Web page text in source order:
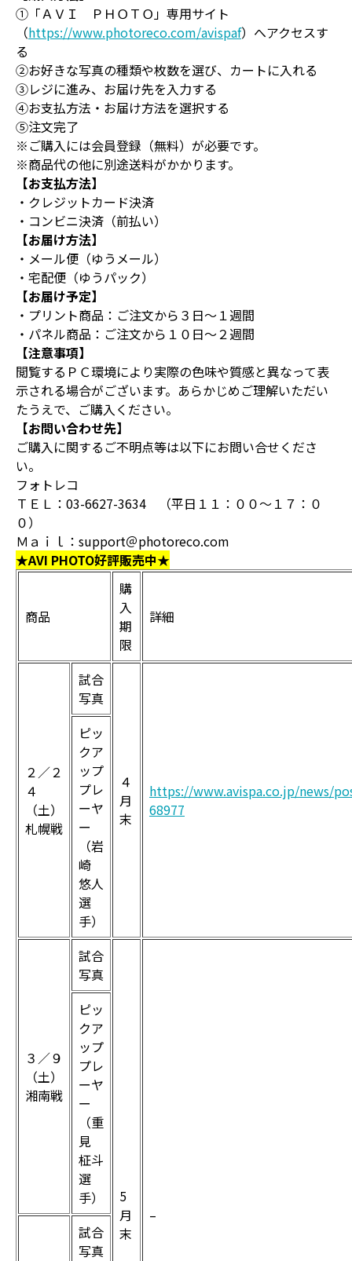
①「ＡＶＩ ＰＨＯＴＯ」専用サイト
（https://www.photoreco.com/avispaf）へアクセスす
る
②お好きな写真の種類や枚数を選び、カートに入れる
③レジに進み、お届け先を入力する
④お支払方法・お届け方法を選択する
⑤注文完了
※ご購入には会員登録（無料）が必要です。
※商品代の他に別途送料がかかります。
【お支払方法】
・クレジットカード決済
・コンビニ決済（前払い）
【お届け方法】
・メール便（ゆうメール）
・宅配便（ゆうパック）
【お届け予定】
・プリント商品：ご注文から３日～１週間
・パネル商品：ご注文から１０日～２週間
【注意事項】
閲覧するＰＣ環境により実際の色味や質感と異なって表
示される場合がございます。あらかじめご理解いただい
たうえで、ご購入ください。
【お問い合わせ先】
ご購入に関するご不明点等は以下にお問い合せくださ
い。
フォトレコ
ＴＥＬ：03-6627-3634 （平日１１：００～１７：０
０）
Ｍａｉｌ：support＠photoreco.com
★AVI PHOTO好評販売中★
商品
購
入
期
限
詳細
２／２
４
（土）
札幌戦
試合
写真
４
月
末
https://www.avispa.co.jp/news/
68977
ピッ
クア
ップ
プレ
ーヤ
ー
（岩
崎
悠人
選
手）
３／９
（土）
湘南戦
試合
写真
5
月
末
–
ピッ
クア
ップ
プレ
ーヤ
ー
（重
見
柾斗
選
手）
試合
写真